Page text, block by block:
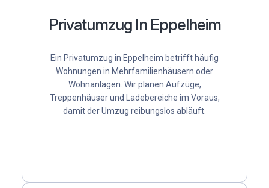
Privatumzug In Eppelheim
Ein Privatumzug in Eppelheim betrifft häufig
Wohnungen in Mehrfamilienhäusern oder
Wohnanlagen. Wir planen Aufzüge,
Treppenhäuser und Ladebereiche im Voraus,
damit der Umzug reibungslos abläuft.